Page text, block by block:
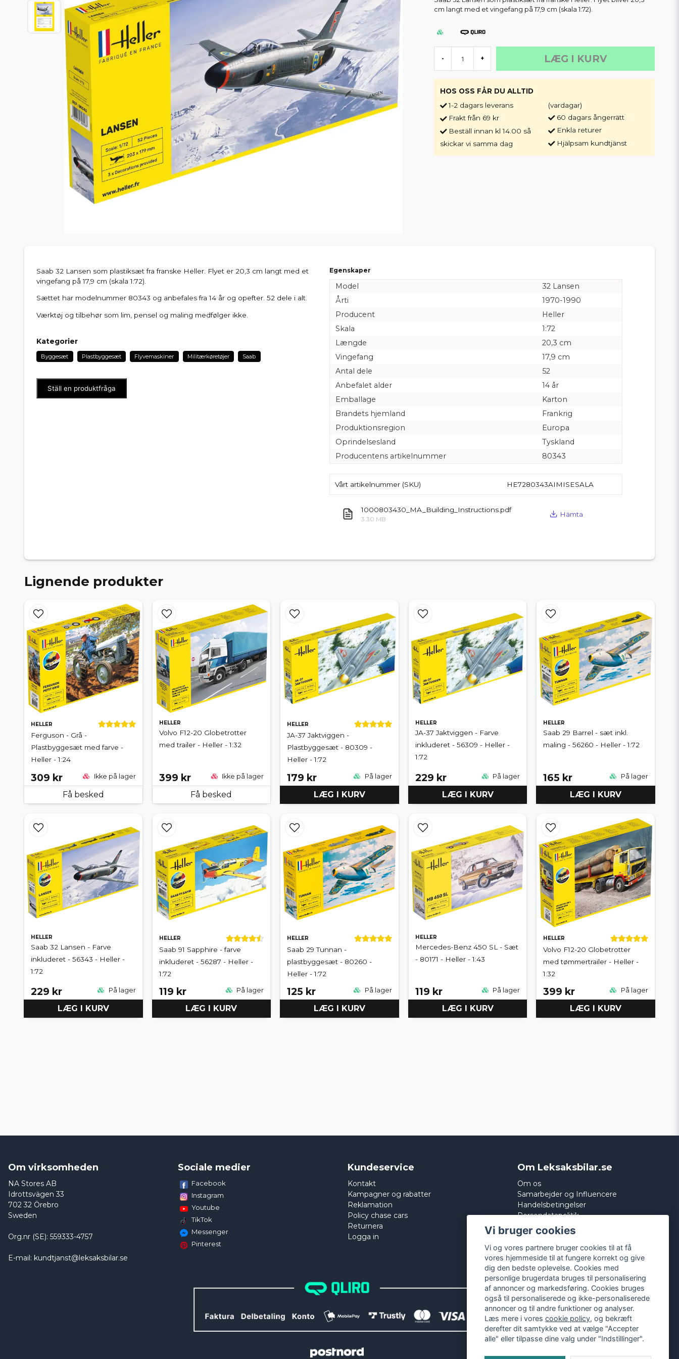
cm langt med et vingefang på 17,9 cm (skala 1:72).
- + LÆG I KURV
HOS OSS FÅR DU ALLTID
1-2 dagars leverans
Frakt från 69 kr
Beställ innan kl 14.00 så
skickar vi samma dag
(vardagar)
60 dagars ångerrätt
Enkla returer
Hjälpsam kundtjänst
Saab 32 Lansen som plastiksæt fra franske Heller. Flyet er 20,3 cm langt med et
vingefang på 17,9 cm (skala 1:72).
Sættet har modelnummer 80343 og anbefales fra 14 år og opefter. 52 dele i alt.
Værktøj og tilbehør som lim, pensel og maling medfølger ikke.
Kategorier
Byggesæt Plastbyggesæt Flyvemaskiner Militærkøretøjer Saab
Ställ en produktfråga
Egenskaper
Model
32 Lansen
Årti
1970-1990
Producent
Heller
Skala
1:72
Længde
20,3 cm
Vingefang
17,9 cm
Antal dele
52
Anbefalet alder
14 år
Emballage
Karton
Brandets hjemland
Frankrig
Produktionsregion
Europa
Oprindelsesland
Tyskland
Producentens artikelnummer
80343
Vårt artikelnummer (SKU) HE7280343AIMISESALA
1000803430_MA_Building_Instructions.pdf
3.30 MB
Hämta
Lignende produkter
HELLER
Ferguson - Grå -
Plastbyggesæt med farve -
Heller - 1:24
309 kr Ikke på lager
Få besked
HELLER
Volvo F12-20 Globetrotter
med trailer - Heller - 1:32
399 kr Ikke på lager
Få besked
HELLER
JA-37 Jaktviggen -
Plastbyggesæt - 80309 -
Heller - 1:72
179 kr På lager
LÆG I KURV
HELLER
JA-37 Jaktviggen - Farve
inkluderet - 56309 - Heller -
1:72
229 kr På lager
LÆG I KURV
HELLER
Saab 29 Barrel - sæt inkl.
maling - 56260 - Heller - 1:72
165 kr På lager
LÆG I KURV
HELLER
Saab 32 Lansen - Farve
inkluderet - 56343 - Heller -
1:72
229 kr På lager
LÆG I KURV
HELLER
Saab 91 Sapphire - farve
inkluderet - 56287 - Heller -
1:72
119 kr På lager
LÆG I KURV
HELLER
Saab 29 Tunnan -
plastbyggesæt - 80260 -
Heller - 1:72
125 kr På lager
LÆG I KURV
HELLER
Mercedes-Benz 450 SL - Sæt
- 80171 - Heller - 1:43
119 kr På lager
LÆG I KURV
HELLER
Volvo F12-20 Globetrotter
med tømmertrailer - Heller -
1:32
399 kr På lager
LÆG I KURV
Om virksomheden
NA Stores AB
Idrottsvägen 33
702 32 Örebro
Sweden
Org.nr (SE): 559333-4757
E-mail: kundtjanst@leksaksbilar.se
Sociale medier
Facebook
Instagram
Youtube
TikTok
Messenger
Pinterest
Kundeservice
Kontakt
Kampagner og rabatter
Reklamation
Policy chase cars
Returnera
Logga in
Om Leksaksbilar.se
Om os
Samarbejder og Influencere
Handelsbetingelser
Persondatapolitik
Cookies
Vi bruger cookies
Vi og vores partnere bruger cookies til at få
vores hjemmeside til at fungere korrekt og give
dig den bedste oplevelse. Cookies med
personlige brugerdata bruges til personalisering
af annoncer og markedsføring. Cookies bruges
også til personaliserede og ikke-personaliserede
annoncer og til andre funktioner og analyser.
Læs mere i vorescookie policy, og bekræft
derefter dit samtykke ved at vælge "Accepter
alle" eller tilpasse dine valg under "Indstillinger".